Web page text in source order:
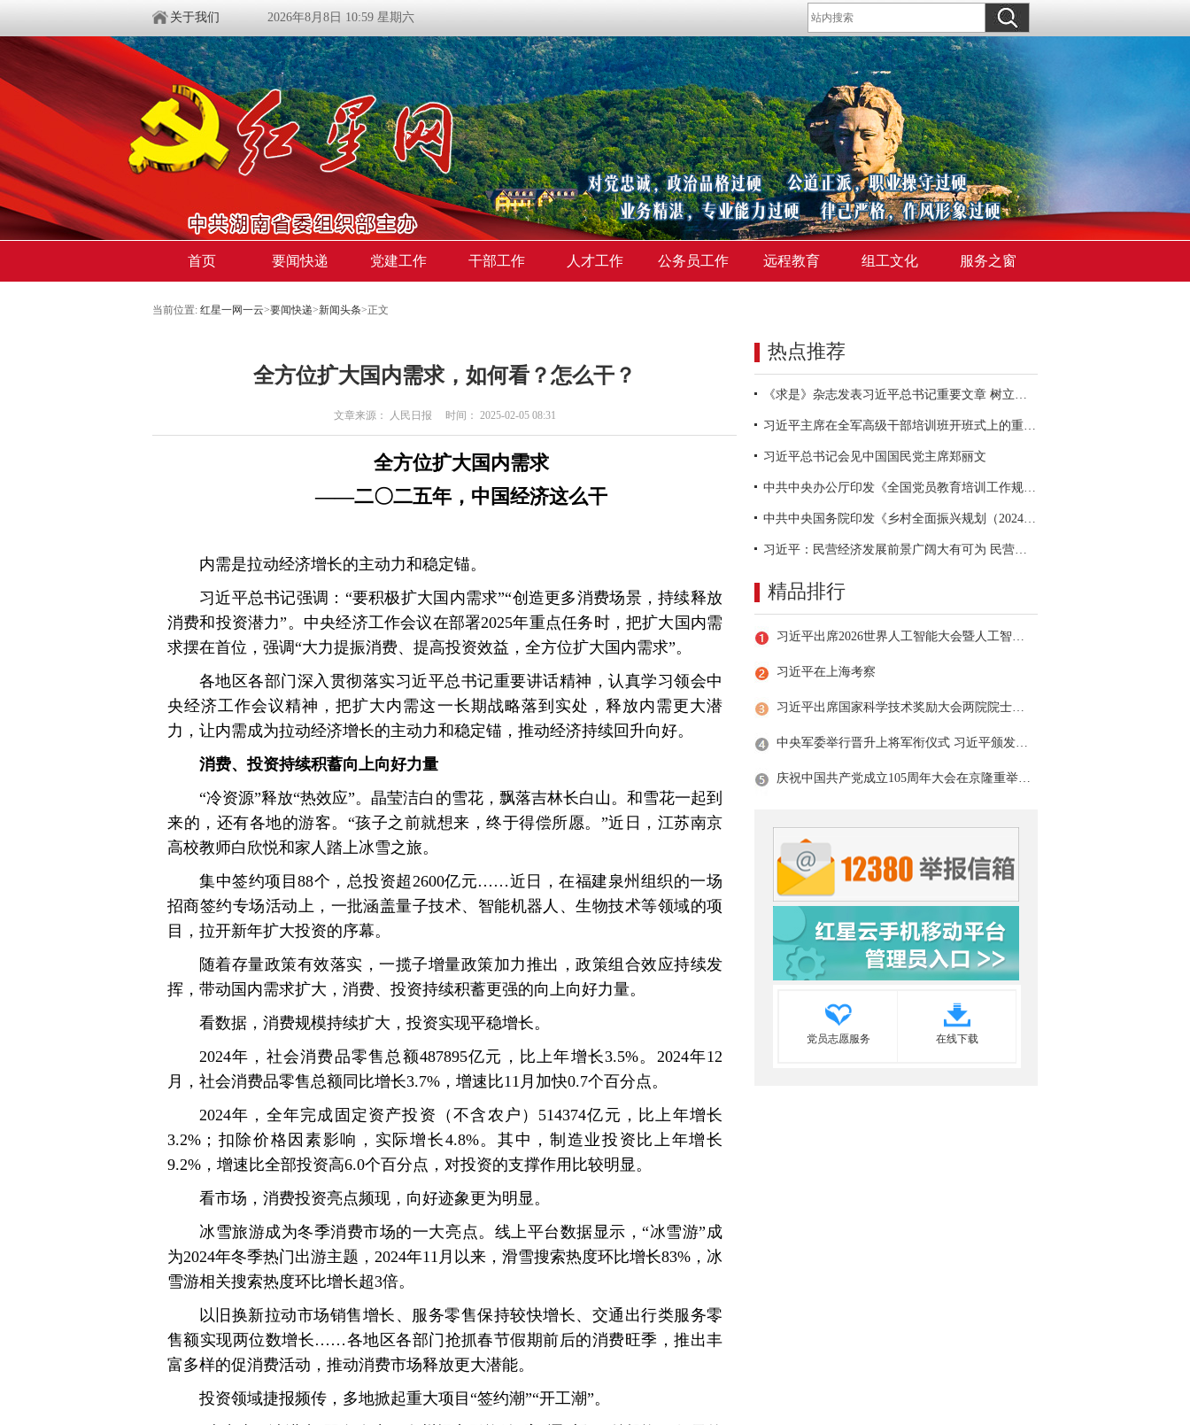
关于我们 2026年8月8日 10:59 星期六
首页 要闻快递 党建工作 干部工作 人才工作 公务员工作 远程教育 组工文化 服务之窗
当前位置: 红星一网一云>要闻快递>新闻头条>正文
全方位扩大国内需求，如何看？怎么干？
文章来源： 人民日报 时间： 2025-02-05 08:31
全方位扩大国内需求
——二〇二五年，中国经济这么干
内需是拉动经济增长的主动力和稳定锚。
习近平总书记强调：“要积极扩大国内需求”“创造更多消费场景，持续释放
消费和投资潜力”。中央经济工作会议在部署2025年重点任务时，把扩大国内需
求摆在首位，强调“大力提振消费、提高投资效益，全方位扩大国内需求”。
各地区各部门深入贯彻落实习近平总书记重要讲话精神，认真学习领会中
央经济工作会议精神，把扩大内需这一长期战略落到实处，释放内需更大潜
力，让内需成为拉动经济增长的主动力和稳定锚，推动经济持续回升向好。
消费、投资持续积蓄向上向好力量
“冷资源”释放“热效应”。晶莹洁白的雪花，飘落吉林长白山。和雪花一起到
来的，还有各地的游客。“孩子之前就想来，终于得偿所愿。”近日，江苏南京
高校教师白欣悦和家人踏上冰雪之旅。
集中签约项目88个，总投资超2600亿元……近日，在福建泉州组织的一场
招商签约专场活动上，一批涵盖量子技术、智能机器人、生物技术等领域的项
目，拉开新年扩大投资的序幕。
随着存量政策有效落实，一揽子增量政策加力推出，政策组合效应持续发
挥，带动国内需求扩大，消费、投资持续积蓄更强的向上向好力量。
看数据，消费规模持续扩大，投资实现平稳增长。
2024年，社会消费品零售总额487895亿元，比上年增长3.5%。2024年12
月，社会消费品零售总额同比增长3.7%，增速比11月加快0.7个百分点。
2024年，全年完成固定资产投资（不含农户）514374亿元，比上年增长
3.2%；扣除价格因素影响，实际增长4.8%。其中，制造业投资比上年增长
9.2%，增速比全部投资高6.0个百分点，对投资的支撑作用比较明显。
看市场，消费投资亮点频现，向好迹象更为明显。
冰雪旅游成为冬季消费市场的一大亮点。线上平台数据显示，“冰雪游”成
为2024年冬季热门出游主题，2024年11月以来，滑雪搜索热度环比增长83%，冰
雪游相关搜索热度环比增长超3倍。
以旧换新拉动市场销售增长、服务零售保持较快增长、交通出行类服务零
售额实现两位数增长……各地区各部门抢抓春节假期前后的消费旺季，推出丰
富多样的促消费活动，推动消费市场释放更大潜能。
投资领域捷报频传，多地掀起重大项目“签约潮”“开工潮”。
热点推荐
《求是》杂志发表习近平总书记重要文章 树立和践行正确政绩观
习近平主席在全军高级干部培训班开班式上的重要讲话引领全军开展思想整风、深化政治整训
习近平总书记会见中国国民党主席郑丽文
中共中央办公厅印发《全国党员教育培训工作规划（2024－2028年）》
中共中央国务院印发《乡村全面振兴规划（2024—2027年）》
习近平：民营经济发展前景广阔大有可为 民营企业和民营企业家大显身手正当其时
精品排行
习近平出席2026世界人工智能大会暨人工智能全球治理高级别会议开幕式并发表主旨讲话
习近平在上海考察
习近平出席国家科学技术奖励大会两院院士大会中国科协第十一次全国代表大会并发表重要讲话
中央军委举行晋升上将军衔仪式 习近平颁发命令状并向晋衔的军官表示祝贺
庆祝中国共产党成立105周年大会在京隆重举行 习近平发表重要讲话
党员志愿服务 在线下载